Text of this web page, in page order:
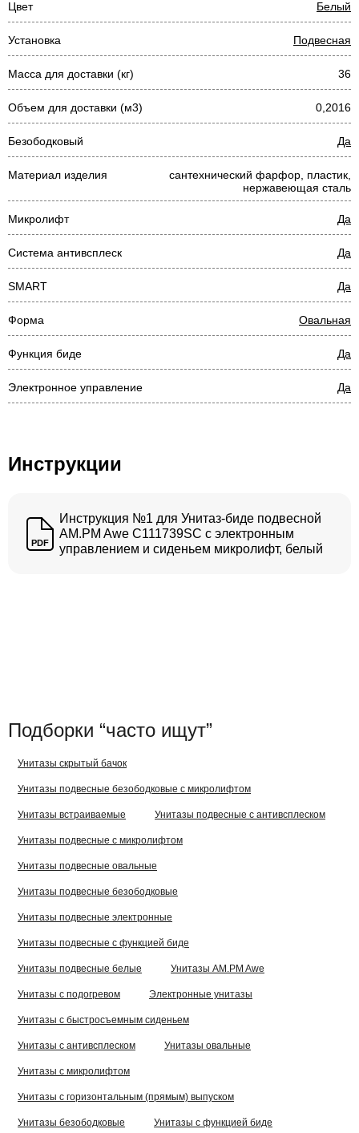
Цвет Белый
Установка Подвесная
Масса для доставки (кг) 36
Объем для доставки (м3) 0,2016
Безободковый Да
Материал изделия
сантехнический фарфор, пластик,
нержавеющая сталь
Микролифт Да
Система антивсплеск Да
SMART Да
Форма Овальная
Функция биде Да
Электронное управление Да
Инструкции
PDF
Инструкция №1 для Унитаз-биде подвесной
AM.PM Awe C111739SC с электронным
управлением и сиденьем микролифт, белый
Подборки “часто ищут”
Унитазы скрытый бачок
Унитазы подвесные безободковые с микролифтом
Унитазы встраиваемые Унитазы подвесные с антивсплеском
Унитазы подвесные с микролифтом
Унитазы подвесные овальные
Унитазы подвесные безободковые
Унитазы подвесные электронные
Унитазы подвесные с функцией биде
Унитазы подвесные белые Унитазы AM.PM Awe
Унитазы с подогревом Электронные унитазы
Унитазы с быстросъемным сиденьем
Унитазы с антивсплеском Унитазы овальные
Унитазы с микролифтом
Унитазы с горизонтальным (прямым) выпуском
Унитазы безободковые Унитазы с функцией биде